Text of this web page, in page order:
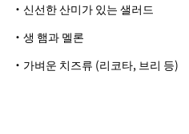
・신선한 산미가 있는 샐러드
・생 햄과 멜론
・가벼운 치즈류 (리코타, 브리 등)